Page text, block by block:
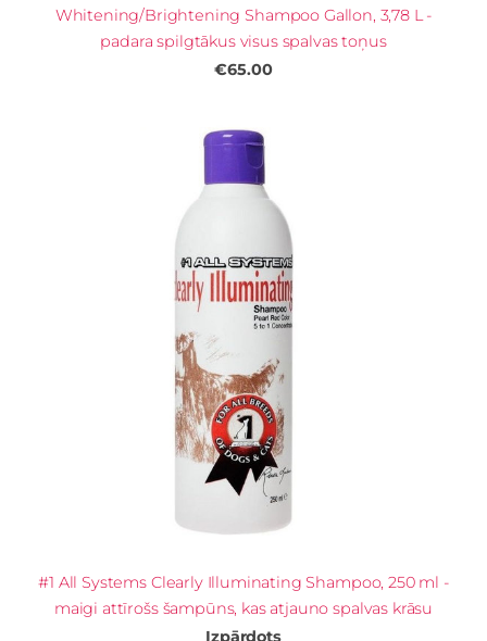
Whitening/Brightening Shampoo Gallon, 3,78 L -
padara spilgtākus visus spalvas toņus
€65.00
#1 All Systems Clearly Illuminating Shampoo, 250 ml -
maigi attīrošs šampūns, kas atjauno spalvas krāsu
Izpārdots